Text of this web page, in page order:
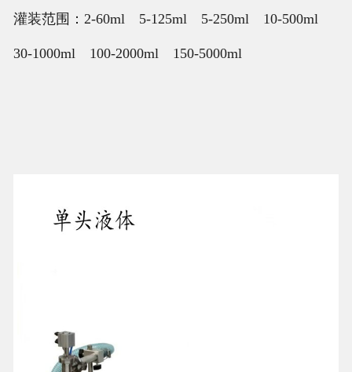
灌装范围：2-60ml 5-125ml 5-250ml 10-500ml
30-1000ml 100-2000ml 150-5000ml